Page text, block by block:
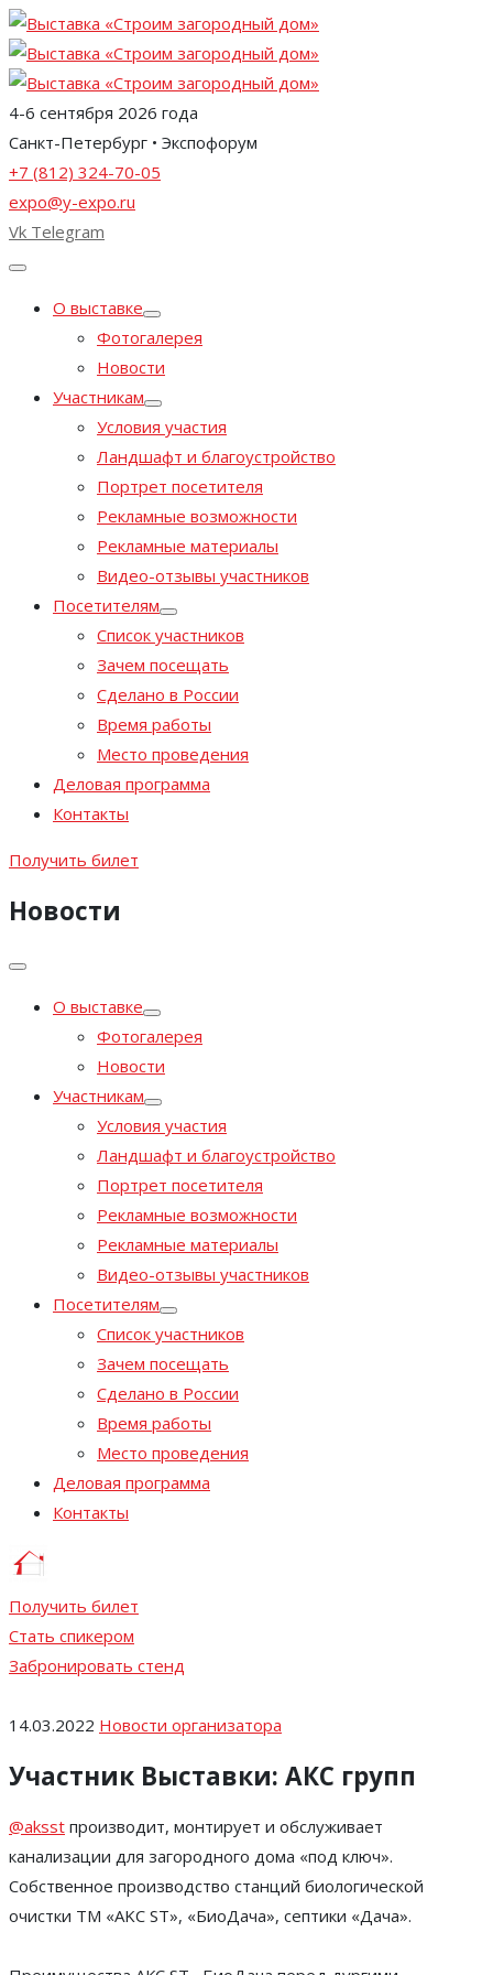
4-6 сентября 2026 года
Санкт-Петербург • Экспофорум
+7 (812) 324-70-05
expo@y-expo.ru
Vk Telegram
О выставке
Фотогалерея
Новости
Участникам
Условия участия
Ландшафт и благоустройство
Портрет посетителя
Рекламные возможности
Рекламные материалы
Видео-отзывы участников
Посетителям
Список участников
Зачем посещать
Сделано в России
Время работы
Место проведения
Деловая программа
Контакты
Получить билет
Новости
О выставке
Фотогалерея
Новости
Участникам
Условия участия
Ландшафт и благоустройство
Портрет посетителя
Рекламные возможности
Рекламные материалы
Видео-отзывы участников
Посетителям
Список участников
Зачем посещать
Сделано в России
Время работы
Место проведения
Деловая программа
Контакты
Получить билет
Стать спикером
Забронировать стенд
14.03.2022 Новости организатора
Участник Выставки: АКС групп
@aksst производит, монтирует и обслуживает
канализации для загородного дома «под ключ».
Собственное производство станций биологической
очистки ТМ «AKC ST», «БиоДача», септики «Дача».